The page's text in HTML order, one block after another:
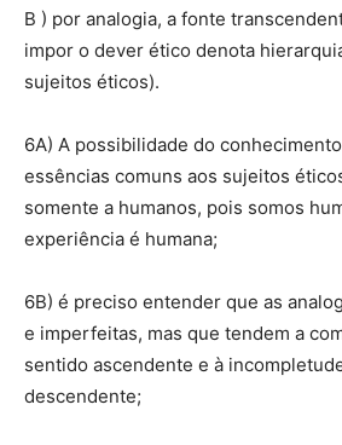
B ) por analogia, a fonte
impor o dever ético denota
sujeitos éticos).
6A) A possibilidade do
essências comuns aos sujeitos
somente a humanos, pois somos
experiência é humana;
6B) é preciso entender que as
e imperfeitas, mas que tendem a
sentido ascendente e à
descendente;